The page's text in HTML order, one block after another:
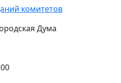
комитетов
Дума